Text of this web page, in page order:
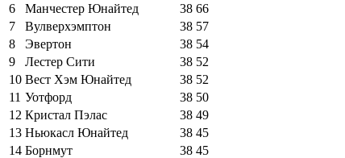
6
Манчестер Юнайтед 38 66
7
Вулверхэмптон 38 57
8
Эвертон 38 54
9
Лестер Сити 38 52
10 Вест Хэм Юнайтед 38 52
11 Уотфорд 38 50
12 Кристал Пэлас 38 49
13 Ньюкасл Юнайтед 38 45
14 Борнмут 38 45